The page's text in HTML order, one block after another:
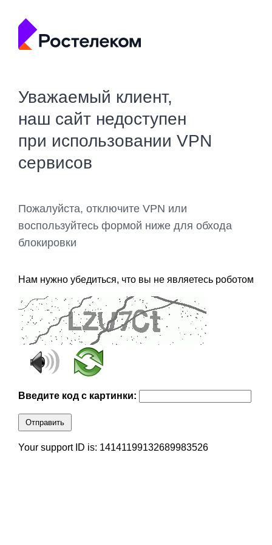
Уважаемый клиент,
наш сайт недоступен
при использовании VPN
сервисов
Пожалуйста, отключите VPN или
воспользуйтесь формой ниже для обхода
блокировки
Нам нужно убедиться, что вы не являетесь роботом
Введите код с картинки:
Отправить
Your support ID is: 14141199132689983526